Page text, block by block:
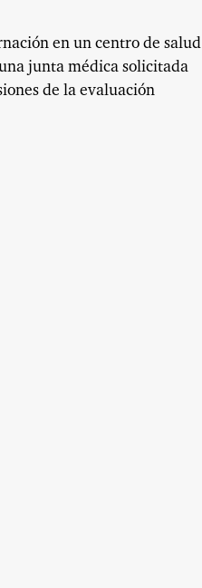
en un centro de salud
junta médica solicitada
de la evaluación